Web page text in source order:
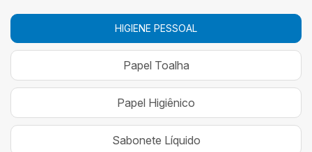
HIGIENE PESSOAL
Papel Toalha
Papel Higiênico
Sabonete Líquido